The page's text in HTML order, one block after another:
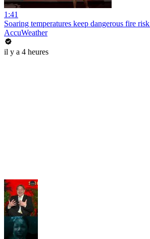
1:41
Soaring temperatures keep dangerous fire
AccuWeather
il y a 4 heures